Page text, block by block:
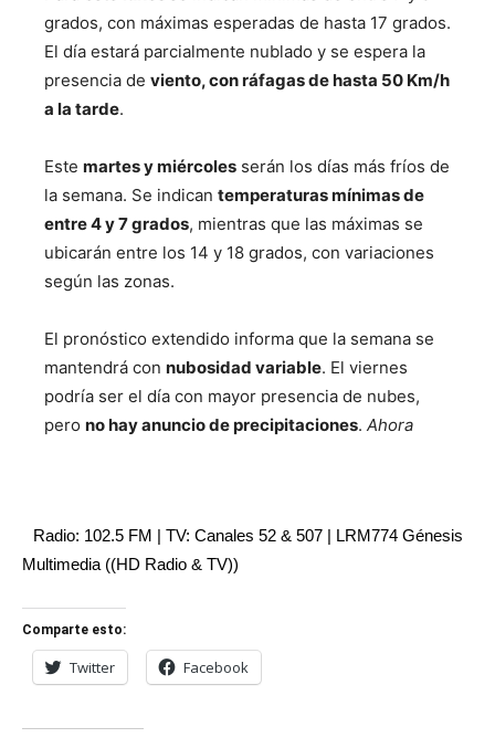
grados, con máximas esperadas de hasta 17 grados.
El día estará parcialmente nublado y se espera la
presencia de viento, con ráfagas de hasta 50 Km/h
a la tarde.
Este martes y miércoles serán los días más fríos de
la semana. Se indican temperaturas mínimas de
entre 4 y 7 grados, mientras que las máximas se
ubicarán entre los 14 y 18 grados, con variaciones
según las zonas.
El pronóstico extendido informa que la semana se
mantendrá con nubosidad variable. El viernes
podría ser el día con mayor presencia de nubes,
pero no hay anuncio de precipitaciones. Ahora
Radio: 102.5 FM | TV: Canales 52 & 507 | LRM774 Génesis
Multimedia ((HD Radio & TV))
Comparte esto:
Twitter Facebook